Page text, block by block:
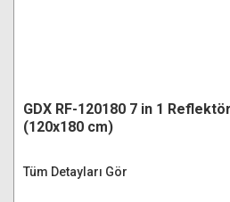
GDX RF-120180 7 in 1
(120x180 cm)
Tüm Detayları Gör